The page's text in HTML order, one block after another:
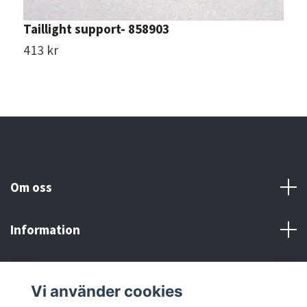
Taillight support- 858903
413 kr
Om oss
Information
Vi använder cookies